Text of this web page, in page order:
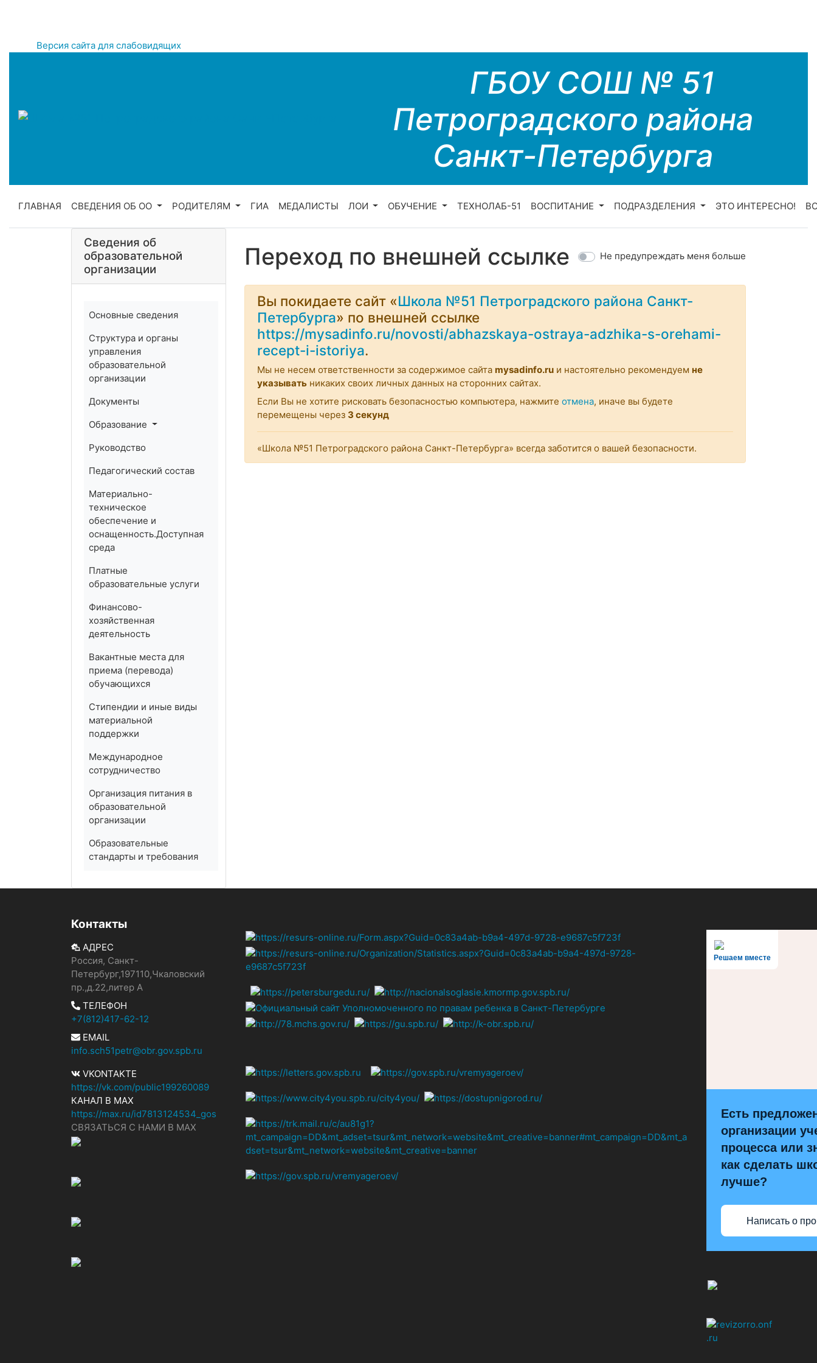
Версия сайта для слабовидящих
ГБОУ СОШ № 51
Петроградского района
Санкт-Петербурга
ГЛАВНАЯ СВЕДЕНИЯ ОБ ОО РОДИТЕЛЯМ ГИА МЕДАЛИСТЫ ЛОИ ОБУЧЕНИЕ ТЕХНОЛАБ-51 ВОСПИТАНИЕ ПОДРАЗДЕЛЕНИЯ ЭТО ИНТЕРЕСНО!
Сведения об
образовательной
организации
Основные сведения
Структура и органы
управления
образовательной
организации
Документы
Образование
Руководство
Педагогический состав
Материально-
техническое
обеспечение и
оснащенность.Доступная
среда
Платные
образовательные услуги
Финансово-
хозяйственная
деятельность
Вакантные места для
приема (перевода)
обучающихся
Стипендии и иные виды
материальной
поддержки
Международное
сотрудничество
Организация питания в
образовательной
организации
Образовательные
стандарты и требования
Переход по внешней ссылке Не предупреждать меня больше
Вы покидаете сайт «Школа №51 Петроградского района Санкт-
Петербурга» по внешней ссылке
https://mysadinfo.ru/novosti/abhazskaya-ostraya-adzhika-s-orehami-
recept-i-istoriya.
Мы не несем ответственности за содержимое сайта mysadinfo.ru и настоятельно рекомендуем не
указывать никаких своих личных данных на сторонних сайтах.
Если Вы не хотите рисковать безопасностью компьютера, нажмите отмена, иначе вы будете
перемещены через 3 секунд
«Школа №51 Петроградского района Санкт-Петербурга» всегда заботится о вашей безопасности.
Контакты
АДРЕС
Россия, Санкт-
Петербург,197110,Чкаловский
пр.,д.22,литер А
ТЕЛЕФОН
+7(812)417-62-12
EMAIL
info.sch51petr@obr.gov.spb.ru
VKONTAKTE
https://vk.com/public199260089
КАНАЛ В MAX
https://max.ru/id7813124534_gos
СВЯЗАТЬСЯ С НАМИ В МАХ
Решаем вместе
Есть
организации
процесса или
как сделать
лучше?
Написать о